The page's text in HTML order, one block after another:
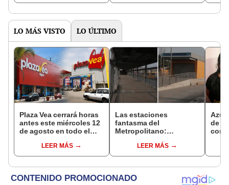
electoral 2026: ¿cómo
anunciarán en julio
LO MÁS VISTO LO ÚLTIMO
Plaza Vea cerrará horas
antes este miércoles 12
de agosto en todo el
hasta las 7 p.m.
LEER MÁS
Las estaciones
fantasma del
Metropolitano:
inconclusa por falta de
buses y una adenda
LEER MÁS
Azul
de